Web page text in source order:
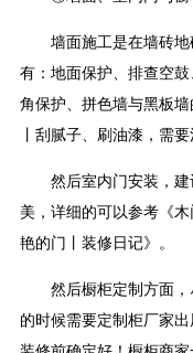
墙面施工是在墙砖
有：地面保护、排查空
角保护、拼色墙与黑板
丨刮腻子、刷油漆，需
然后室内门安装，
美，详细的可以参考《
艳的门丨装修日记》。
然后橱柜定制方面
的时候需要定制柜厂家